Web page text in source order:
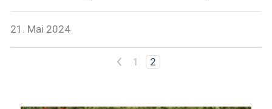
21. Mai 2024
< 1 2